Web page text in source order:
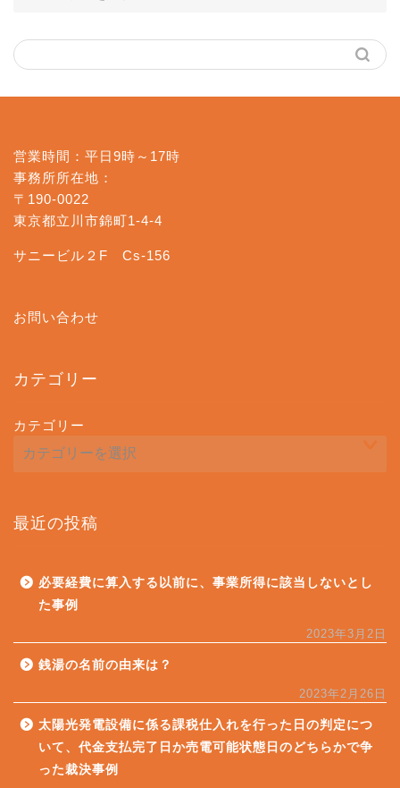
営業時間：平日9時～17時
事務所所在地：
〒190-0022
東京都立川市錦町1-4-4
サニービル２F Cs-156
お問い合わせ
カテゴリー
カテゴリー
最近の投稿
必要経費に算入する以前に、事業所得に該当しないとし
た事例
2023年3月2日
銭湯の名前の由来は？
2023年2月26日
太陽光発電設備に係る課税仕入れを行った日の判定につ
いて、代金支払完了日か売電可能状態日のどちらかで争
った裁決事例